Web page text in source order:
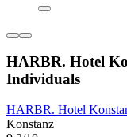
HARBR. Hotel
Individuals
HARBR. Hotel
Konstanz